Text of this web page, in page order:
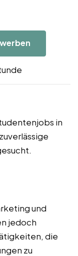
in
und
jedoch
die
zu